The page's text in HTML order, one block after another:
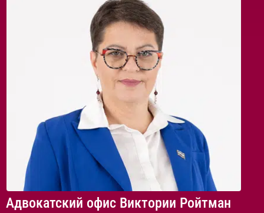
Адвокатский офис Виктории Ройтман